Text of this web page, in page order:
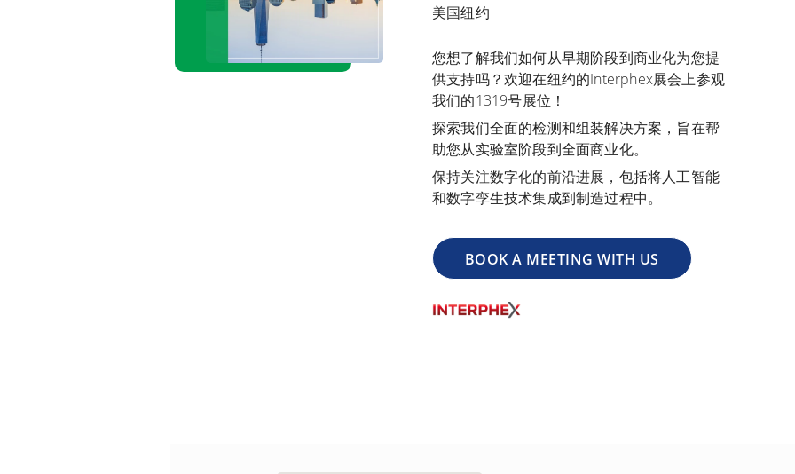
美国纽约
您想了解我们如何从早期阶段到商业化为您提
供支持吗？欢迎在纽约的Interphex展会上参观
我们的1319号展位！
探索我们全面的检测和组装解决方案，旨在帮
助您从实验室阶段到全面商业化。
保持关注数字化的前沿进展，包括将人工智能
和数字孪生技术集成到制造过程中。
BOOK A MEETING WITH US